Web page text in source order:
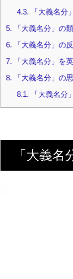
4.3. 「大義名分
5. 「大義名分」の
6. 「大義名分」の
7. 「大義名分」を
8. 「大義名分」の
8.1. 「大義名分
「大義